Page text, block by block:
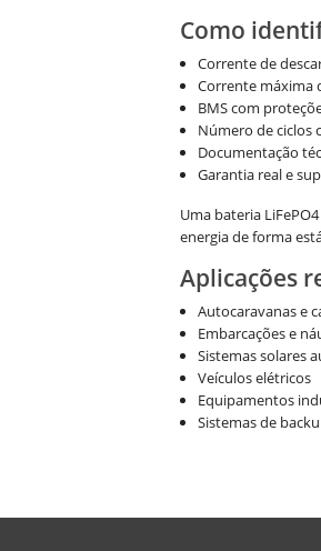
Como
Corrente de
Corrente máxima
BMS com
Número de ciclos
Documentação
Garantia real e
Uma bateria
energia de forma
Aplicações
Autocaravanas e
Embarcações e
Sistemas solares
Veículos elétricos
Equipamentos
Sistemas de